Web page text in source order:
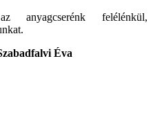
felélénkül,
Éva